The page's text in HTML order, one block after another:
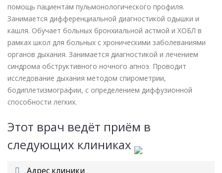
помощь пациентам пульмонологического профиля.
Занимается дифференциальной диагностикой одышки и
кашля. Обучает больных бронхиальной астмой и ХОБЛ в
рамках школ для больных с хроническими заболеваниями
органов дыхания. Занимается диагностикой и лечением
синдрома обструктивного ночного апноэ. Проводит
исследование дыхания методом спирометрии,
бодиплетизмографии, с определением диффузионной
способности легких.
Этот врач ведёт приём в
следующих клиниках
Адрес клиники